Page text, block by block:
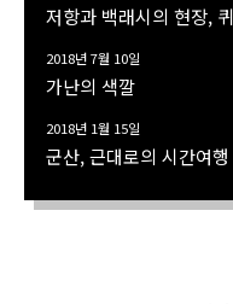
저항과 백래시의 현장,
2018년 7월 10일
가난의 색깔
2018년 1월 15일
군산, 근대로의 시간여